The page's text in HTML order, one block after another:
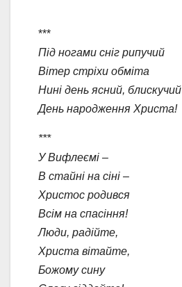
***
Під ногами сніг рипучий
Вітер стріхи обміта
Нині день ясний, блискучий
День народження Христа!
***
У Вифлеємі –
В стайні на сіні –
Христос родився
Всім на спасіння!
Люди, радійте,
Христа вітайте,
Божому сину